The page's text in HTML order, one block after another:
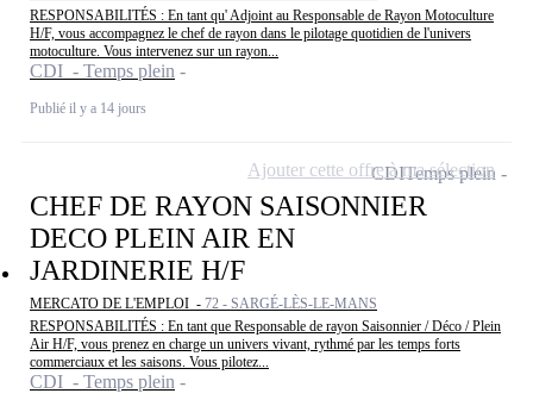
RESPONSABILITÉS : En tant qu' Adjoint au Responsable de Rayon Motoculture
H/F, vous accompagnez le chef de rayon dans le pilotage quotidien de l'univers
motoculture. Vous intervenez sur un rayon...
CDI - Temps plein
Publié il y a 14 jours
CHEF DE RAYON SAISONNIER
DECO PLEIN AIR EN
JARDINERIE H/F
MERCATO DE L'EMPLOI - 72 - SARGÉ-LÈS-LE-MANS
RESPONSABILITÉS : En tant que Responsable de rayon Saisonnier / Déco / Plein
Air H/F, vous prenez en charge un univers vivant, rythmé par les temps forts
commerciaux et les saisons. Vous pilotez...
CDI - Temps plein
CDITemps plein
Ajouter cette offre à ma sélection